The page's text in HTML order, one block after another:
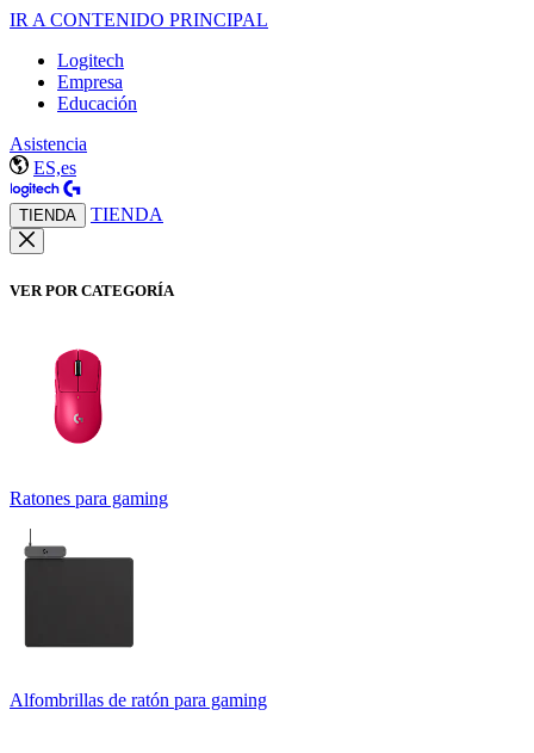
IR A CONTENIDO PRINCIPAL
Logitech
Empresa
Educación
Asistencia
ES,es
TIENDA TIENDA
VER POR CATEGORÍA
Ratones para gaming
Alfombrillas de ratón para gaming